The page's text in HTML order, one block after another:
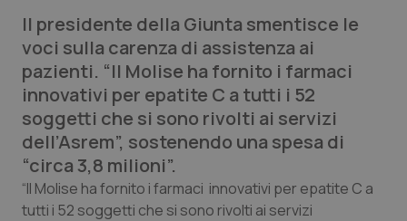
Lettere al direttore
Edizioni Regionali
QS Pro
Professionisti Sanitari.AI
Abruzzo
QS Pro Gold
Il presidente della Giunta smentisce le
voci sulla carenza di assistenza ai
pazienti. “Il Molise ha fornito i farmaci
innovativi per epatite C a tutti i 52
soggetti che si sono rivolti ai servizi
dell’Asrem”, sostenendo una spesa di
“circa 3,8 milioni”.
“Il Molise ha fornito i farmaci innovativi per epatite C a
tutti i 52 soggetti che si sono rivolti ai servizi